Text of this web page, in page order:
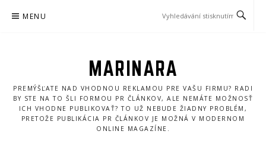
MENU
MARINARA
PREMÝŠĽATE NAD VHODNOU REKLAMOU PRE VAŠU FIRMU? RADI
BY STE NA TO ŠLI FORMOU PR ČLÁNKOV, ALE NEMÁTE MOŽNOSŤ
ICH VHODNE PUBLIKOVAŤ? TO UŽ NEBUDE ŽIADNY PROBLÉM,
PRETOŽE PUBLIKÁCIA PR ČLÁNKOV JE MOŽNÁ V MODERNOM
ONLINE MAGAZÍNE.